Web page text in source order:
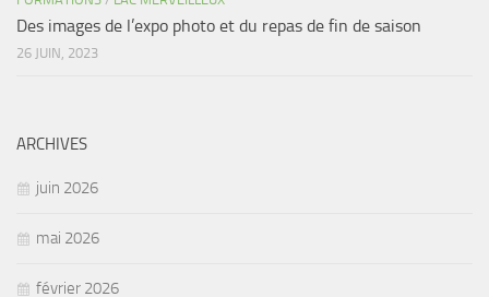
Des images de l’expo photo et du repas de fin de saison
26 JUIN, 2023
ARCHIVES
juin 2026
mai 2026
février 2026